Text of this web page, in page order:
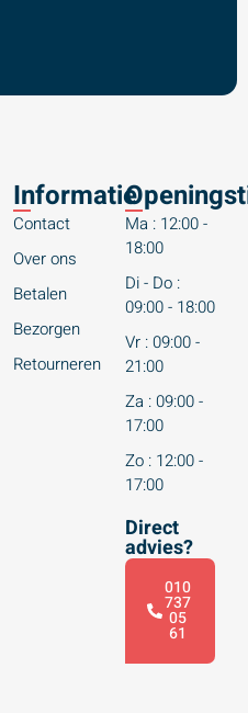
Informatie
Contact
Over ons
Betalen
Bezorgen
Retourneren
Ma : 12:00 -
18:00
Di - Do :
09:00 - 18:00
Vr : 09:00 -
21:00
Za : 09:00 -
17:00
Zo : 12:00 -
17:00
Direct
advies?
010
737
05
61